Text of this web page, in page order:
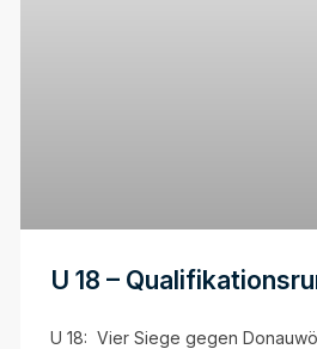
U 18 –
U 18: Vier Siege gegen